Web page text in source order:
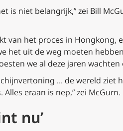
is niet belangrijk,” zei Bill
van het proces in
het uit de weg moeten
we al deze jaren
… de wereld ziet
eraan is nep,” zei McGurn.
nu’